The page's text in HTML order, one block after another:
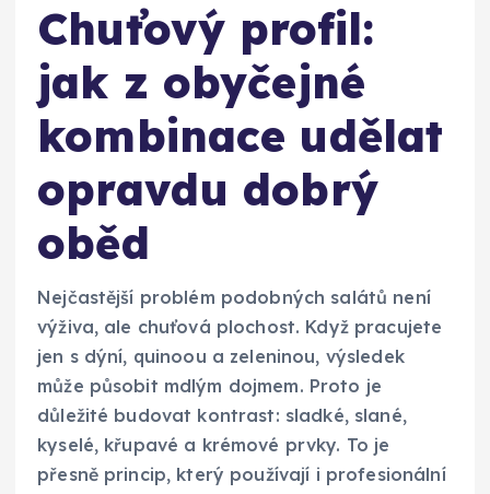
Chuťový profil:
jak z obyčejné
kombinace udělat
opravdu dobrý
oběd
Nejčastější problém podobných salátů není
výživa, ale chuťová plochost. Když pracujete
jen s dýní, quinoou a zeleninou, výsledek
může působit mdlým dojmem. Proto je
důležité budovat kontrast: sladké, slané,
kyselé, křupavé a krémové prvky. To je
přesně princip, který používají i profesionální